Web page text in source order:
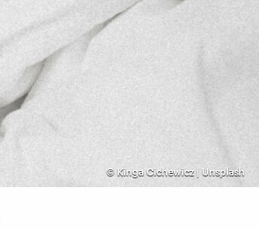
© Kinga Cichewicz | Unsplash